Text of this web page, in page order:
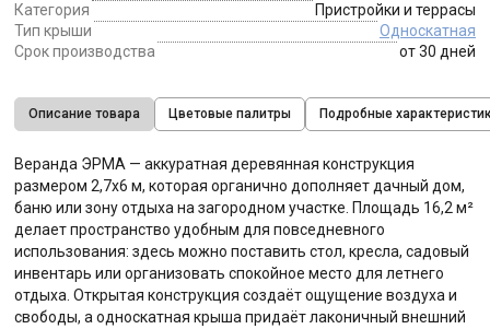
Категория
Пристройки и террасы
Тип крыши
Односкатная
Срок производства
от 30 дней
Описание товара Цветовые палитры Подробные
Веранда ЭРМА — аккуратная деревянная конструкция
размером 2,7х6 м, которая органично дополняет дачный дом,
баню или зону отдыха на загородном участке. Площадь 16,2 м²
делает пространство удобным для повседневного
использования: здесь можно поставить стол, кресла, садовый
инвентарь или организовать спокойное место для летнего
отдыха. Открытая конструкция создаёт ощущение воздуха и
свободы, а односкатная крыша придаёт лаконичный внешний